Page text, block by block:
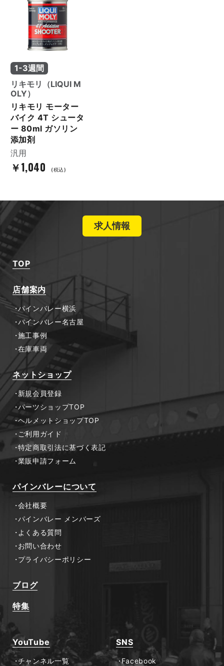
1-3週間
リキモリ（LIQUI M
OLY）
リキモリ モーター
バイク 4T シュータ
ー 80ml ガソリン
添加剤
汎用
￥1,040 (税込)
求人情報
TOP
店舗案内
パインバレー横浜
パインバレー名古屋
施工事例
在庫車両
ネットショップ
新規会員登録
パーツショップTOP
ヘルメットショップTOP
ご利用ガイド
特定商取引法に基づく表記
業販申請フォーム
パインバレーについて
会社概要
パインバレー メンバーズ
よくある質問
お問い合わせ
プライバシーポリシー
ブログ
特集
YouTube
チャンネル一覧
SNS
Facebook